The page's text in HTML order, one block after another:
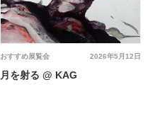
2026年5月12日
おすすめ展覧会
月を射る @ KAG